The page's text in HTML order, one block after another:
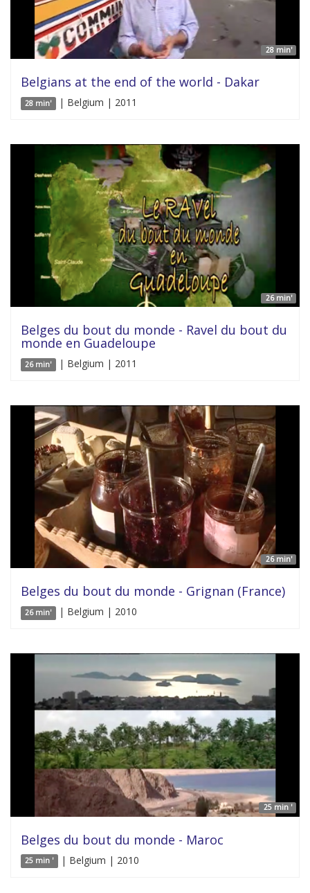
28 min'
Belgians at the end of the world - Dakar
28 min' | Belgium | 2011
26 min'
Belges du bout du monde - Ravel du bout du
monde en Guadeloupe
26 min' | Belgium | 2011
26 min'
Belges du bout du monde - Grignan (France)
26 min' | Belgium | 2010
25 min '
Belges du bout du monde - Maroc
25 min ' | Belgium | 2010